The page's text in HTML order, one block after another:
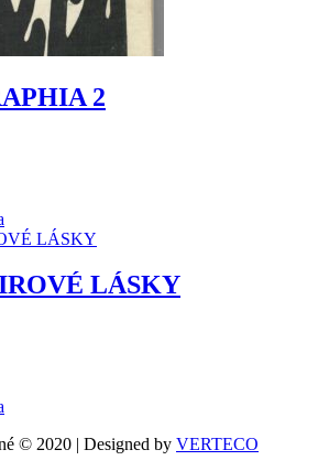
2
LÁSKY
© 2020 | Designed by VERTECO